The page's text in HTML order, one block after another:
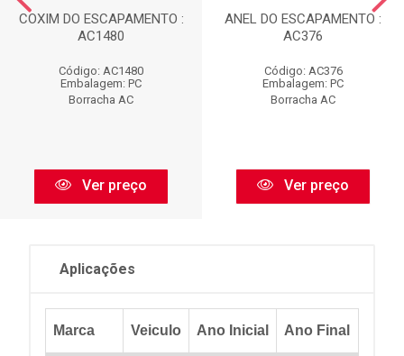
COXIM DO ESCAPAMENTO :
AC1480
Código: AC1480
Embalagem: PC
Borracha AC
Ver preço
ANEL DO ESCAPAMENTO :
AC376
Código: AC376
Embalagem: PC
Borracha AC
Ver preço
Aplicações
Marca Veiculo Ano Inicial Ano Final